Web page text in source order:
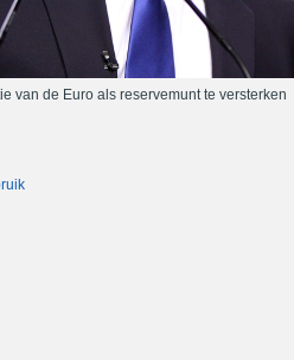
van de Euro als reservemunt te versterken